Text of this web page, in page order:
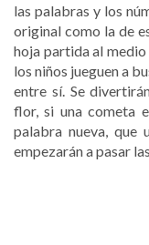
las palabras y los
original como la de
hoja partida al
los niños jueguen a
entre sí. Se
flor, si una cometa
palabra nueva, que
empezarán a pasar